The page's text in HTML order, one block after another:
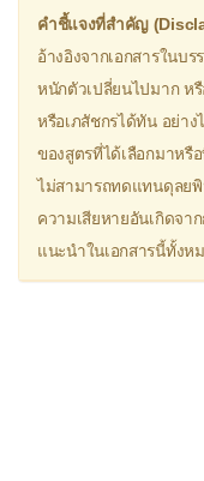
Antacid (
Hyoscine
ยาธาตุน้
▫ยาแก้ท้
คำชี้แจงที่สำคัญ
อ้างอิงจากเอกสารในบ
หนักตัวเปลี่ยนไปมาก ห
หรือเภสัชกรได้ทัน อย่า
ของสูตรที่ได้เลือกมาหรื
ไม่สามารถทดแทนดุลย
ความเสียหายอันเกิดจา
แนะนำในเอกสารนี้ทั้งห